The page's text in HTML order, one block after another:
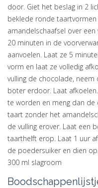
door. Giet het beslag in 2
beklede ronde
amandelschaafsel over
20 minuten in de
aanvoelen. Laat ze 5
vorm en laat ze volledig
vulling de chocolade,
boter erdoor. Laat
te worden en meng dan
taart zonder het
de vulling erover. Laat een
taarthelft erop. Laat 1 uur
de poedersuiker en dien
300 ml slagroom